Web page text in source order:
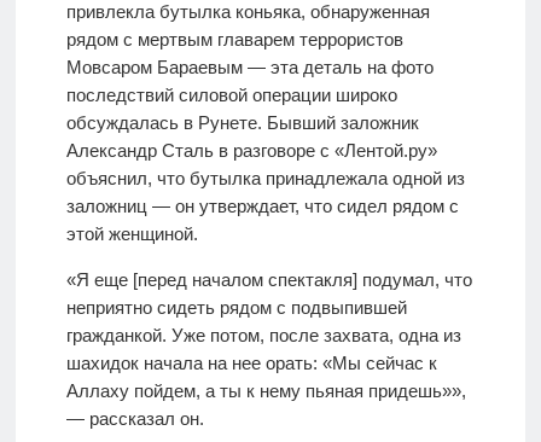
привлекла бутылка коньяка, обнаруженная
рядом с мертвым главарем террористов
Мовсаром Бараевым — эта деталь на фото
последствий силовой операции широко
обсуждалась в Рунете. Бывший заложник
Александр Сталь в разговоре с «Лентой.ру»
объяснил, что бутылка принадлежала одной из
заложниц — он утверждает, что сидел рядом с
этой женщиной.
«Я еще [перед началом спектакля] подумал, что
неприятно сидеть рядом с подвыпившей
гражданкой. Уже потом, после захвата, одна из
шахидок начала на нее орать: «Мы сейчас к
Аллаху пойдем, а ты к нему пьяная придешь»»,
— рассказал он.